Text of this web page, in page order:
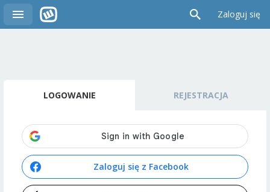
Zaloguj się
LOGOWANIE REJESTRACJA
Zaloguj się z Facebook